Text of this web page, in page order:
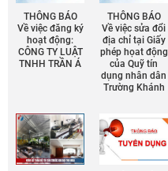
THÔNG BÁO
Về việc đăng ký
hoạt động:
CÔNG TY LUẬT
TNHH TRẦN Á
THÔNG BÁO
Về việc sửa đổi
địa chỉ tại Giấy
phép họat động
của Quỹ tín
dụng nhân dân
Trường Khánh